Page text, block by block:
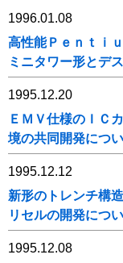
1996.01.08
高性能Ｐｅｎｔｉ
ミニタワー形とデ
1995.12.20
ＥＭＶ仕様のＩＣ
境の共同開発につ
1995.12.12
新形のトレンチ構
リセルの開発につ
1995.12.08